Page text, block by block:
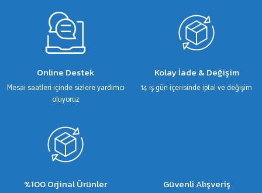
Online Destek
Mesai saatleri içinde sizlere yardımcı
oluyoruz
Kolay İade & Değişim
14 iş gün içerisinde iptal ve değişim
%100 Orjinal Ürünler Güvenli Alışveriş